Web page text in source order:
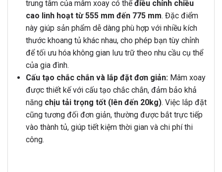
trung tâm của mâm xoay có thểđiều chỉnh chiều
cao linh hoạt từ 555 mm đến 775 mm. Đặc điểm
này giúp sản phẩm dễ dàng phù hợp với nhiều kích
thước khoang tủ khác nhau, cho phép bạn tùy chỉnh
để tối ưu hóa không gian lưu trữ theo nhu cầu cụ thể
của gia đình.
Cấu tạo chắc chắn và lắp đặt đơn giản:Mâm xoay
được thiết kế với cấu tạo chắc chắn, đảm bảo khả
năng chịu tải trọng tốt (lên đến 20kg). Việc lắp đặt
cũng tương đối đơn giản, thường được bắt trực tiếp
vào thành tủ, giúp tiết kiệm thời gian và chi phí thi
công.